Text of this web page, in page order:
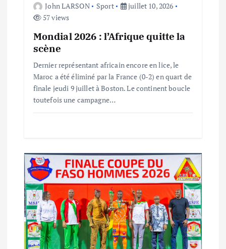
c
e
John LARSON Sport
juillet 10, 2026
57 views
Mondial 2026 : l’Afrique quitte la
scène
Dernier représentant africain encore en lice, le
Maroc a été éliminé par la France (0-2) en quart de
finale jeudi 9 juillet à Boston. Le continent boucle
toutefois une campagne…